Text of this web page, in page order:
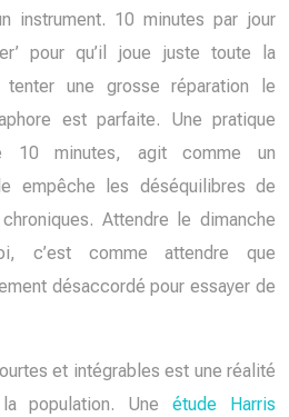
instrument. 10 minutes par jour
pour qu’il joue juste toute la
une grosse réparation le
est parfaite. Une pratique
10 minutes, agit comme un
empêche les déséquilibres de
Attendre le dimanche
c’est comme attendre que
désaccordé pour essayer de
et intégrables est une réalité
population. Uneétude Harris